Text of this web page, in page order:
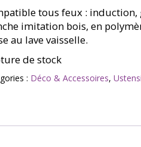
tous feux : induction,
imitation bois, en
au lave vaisselle.
de stock
: Déco & Accessoires,